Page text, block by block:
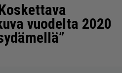
vuodelta 2020